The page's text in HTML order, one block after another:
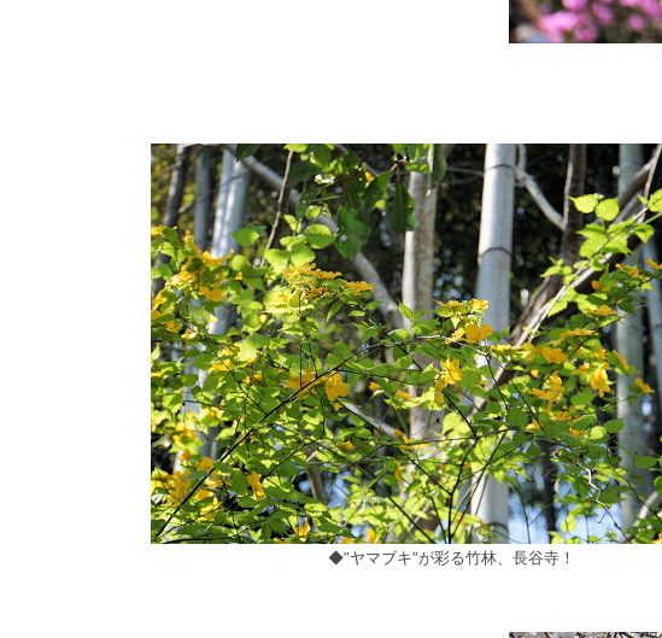
◆”ヤマブキ”が彩る竹林、長谷寺！